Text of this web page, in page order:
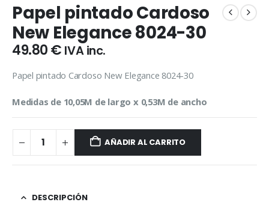
Papel pintado Cardoso
New Elegance 8024-30
49.80€ IVA inc.
Papel pintado Cardoso New Elegance 8024-30
Medidas de 10,05M de largo x 0,53M de ancho
AÑADIR AL CARRITO
DESCRIPCIÓN